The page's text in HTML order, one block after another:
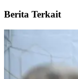
Berita Terkait